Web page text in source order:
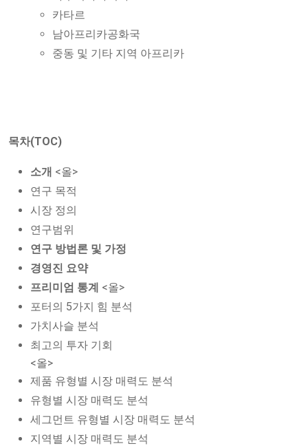
카타르
남아프리카공화국
중동 및 기타 지역 아프리카
목차(TOC)
소개 <올>
연구 목적
시장 정의
연구범위
연구 방법론 및 가정
경영진 요약
프리미엄 통계 <올>
포터의 5가지 힘 분석
가치사슬 분석
최고의 투자 기회
<올>
제품 유형별 시장 매력도 분석
유형별 시장 매력도 분석
세그먼트 유형별 시장 매력도 분석
지역별 시장 매력도 분석